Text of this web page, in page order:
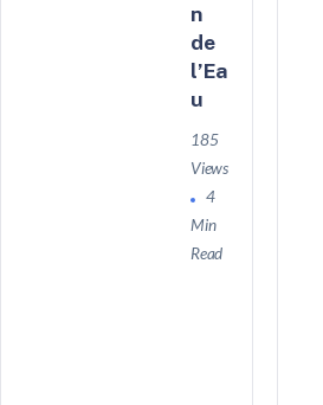
n
de
l’Ea
u
185
Views
4
Min
Read